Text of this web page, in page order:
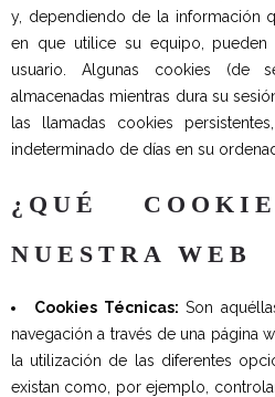
y, dependiendo de la información
en que utilice su equipo, pueden
usuario. Algunas cookies (de
almacenadas mientras dura su
las llamadas cookies
indeterminado de días en su
¿QUÉ
NUESTRA WEB
Cookies Técnicas: Son
navegación a través de una página
la utilización de las diferentes
existan como, por ejemplo,